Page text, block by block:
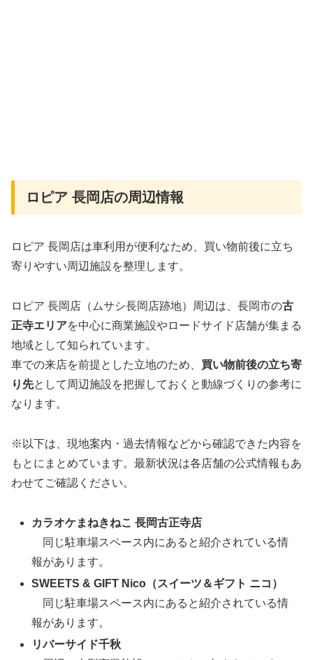
ロピア 長岡店の周辺情報
ロピア 長岡店は車利用が便利なため、買い物前後に立ち
寄りやすい周辺施設を整理します。
ロピア 長岡店（ムサシ長岡店跡地）周辺は、長岡市の古
正寺エリアを中心に商業施設やロードサイド店舗が集まる
地域として知られています。
車での来店を前提とした立地のため、 買い物前後の立ち寄
り先として周辺施設を把握しておくと動線づくりの参考に
なります。
※以下は、現地案内・過去情報などから確認できた内容を
もとにまとめています。最新状況は各店舗の公式情報もあ
わせてご確認ください。
カラオケまねきねこ 長岡古正寺店
同じ駐車場スペース内にあると紹介されている情
報があります。
SWEETS & GIFT Nico（スイーツ＆ギフト ニコ）
同じ駐車場スペース内にあると紹介されている情
報があります。
リバーサイド千秋